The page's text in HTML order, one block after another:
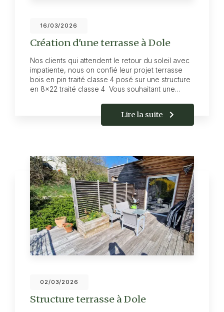
16/03/2026
Création d'une terrasse à Dole
Nos clients qui attendent le retour du soleil avec
impatiente, nous on confié leur projet terrasse
bois en pin traité classe 4 posé sur une structure
en 8x22 traité classe 4 Vous souhaitant une…
Lire la suite
02/03/2026
Structure terrasse à Dole